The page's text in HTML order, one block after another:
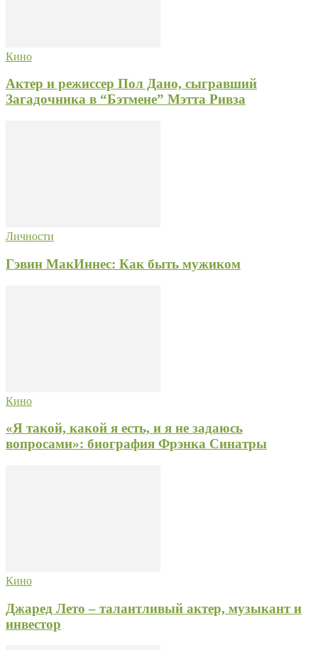
Кино
Актер и режиссер Пол Дано, сыгравший
Загадочника в “Бэтмене” Мэтта Ривза
Личности
Гэвин МакИннес: Как быть мужиком
Кино
«Я такой, какой я есть, и я не задаюсь
вопросами»: биография Фрэнка Синатры
Кино
Джаред Лето – талантливый актер, музыкант и
инвестор